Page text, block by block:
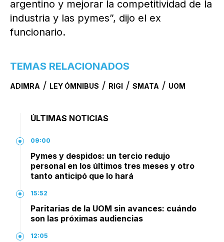
argentino y mejorar la competitividad de la
industria y las pymes”, dijo el ex
funcionario.
TEMAS RELACIONADOS
ADIMRA / LEY ÓMNIBUS / RIGI / SMATA / UOM
ÚLTIMAS NOTICIAS
09:00
Pymes y despidos: un tercio redujo
personal en los últimos tres meses y otro
tanto anticipó que lo hará
15:52
Paritarias de la UOM sin avances: cuándo
son las próximas audiencias
12:05